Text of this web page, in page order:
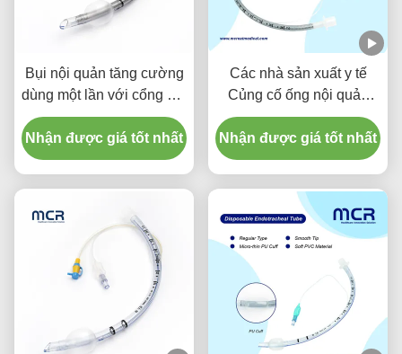
Bụi nội quản tăng cường
dùng một lần với cổng hút
để ngăn ngừa VAP
Nhận được giá tốt nhất
Các nhà sản xuất y tế
Củng cố ống nội quản
dùng một lần miễn DEHP
Nhận được giá tốt nhất